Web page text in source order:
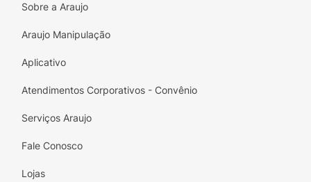
Sobre a Araujo
Araujo Manipulação
Aplicativo
Atendimentos Corporativos - Convênio
Serviços Araujo
Fale Conosco
Lojas